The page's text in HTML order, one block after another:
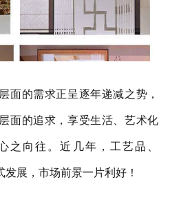
面的需求正呈逐年递减之势，
面的追求，享受生活、艺术化
之向往。近几年，工艺品、
展，市场前景一片利好！